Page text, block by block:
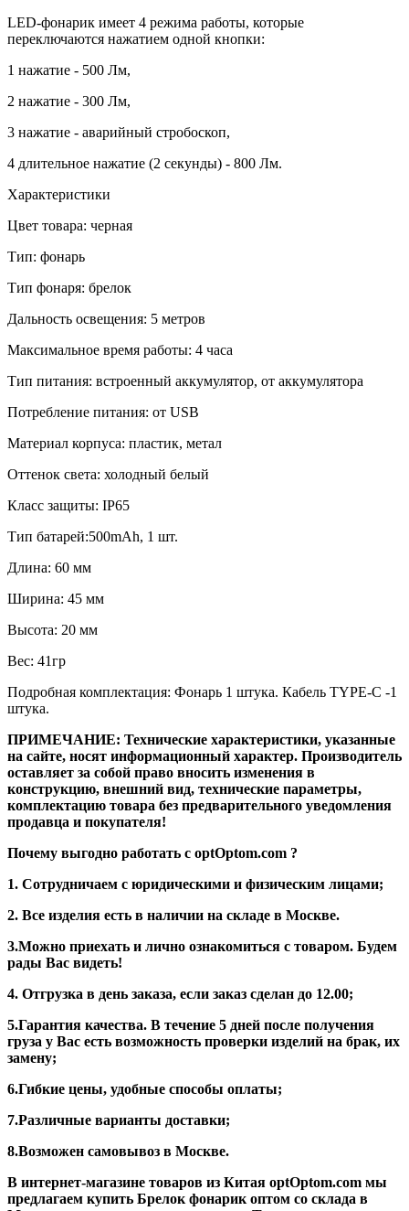
LED-фонарик имеет 4 режима работы, которые
переключаются нажатием одной кнопки:
1 нажатие - 500 Лм,
2 нажатие - 300 Лм,
3 нажатие - аварийный стробоскоп,
4 длительное нажатие (2 секунды) - 800 Лм.
Характеристики
Цвет товара: черная
Тип: фонарь
Тип фонаря: брелок
Дальность освещения: 5 метров
Максимальное время работы: 4 часа
Тип питания: встроенный аккумулятор, от аккумулятора
Потребление питания: от USB
Материал корпуса: пластик, метал
Оттенок света: холодный белый
Класс защиты: IP65
Тип батарей:500mAh, 1 шт.
Длина: 60 мм
Ширина: 45 мм
Высота: 20 мм
Вес: 41гр
Подробная комплектация: Фонарь 1 штука. Кабель TYPE-C -1
штука.
ПРИМЕЧАНИЕ: Технические характеристики, указанные
на сайте, носят информационный характер. Производитель
оставляет за собой право вносить изменения в
конструкцию, внешний вид, технические параметры,
комплектацию товара без предварительного уведомления
продавца и покупателя!
Почему выгодно работать с optOptom.com ?
1. Сотрудничаем с юридическими и физическим лицами;
2. Все изделия есть в наличии на складе в Москве.
3.Можно приехать и лично ознакомиться с товаром. Будем
рады Вас видеть!
4. Отгрузка в день заказа, если заказ сделан до 12.00;
5.Гарантия качества. В течение 5 дней после получения
груза у Вас есть возможность проверки изделий на брак, их
замену;
6.Гибкие цены, удобные способы оплаты;
7.Различные варианты доставки;
8.Возможен самовывоз в Москве.
В интернет-магазине товаров из Китая optOptom.com мы
предлагаем купить Брелок фонарик оптом со склада в